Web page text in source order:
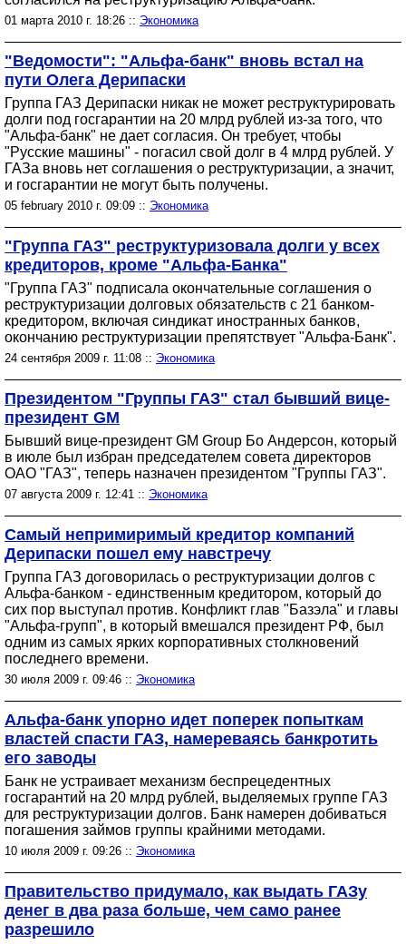
01 марта 2010 г. 18:26 :: Экономика
"Ведомости": "Альфа-банк" вновь встал на
пути Олега Дерипаски
Группа ГАЗ Дерипаски никак не может реструктурировать
долги под госгарантии на 20 млрд рублей из-за того, что
"Альфа-банк" не дает согласия. Он требует, чтобы
"Русские машины" - погасил свой долг в 4 млрд рублей. У
ГАЗа вновь нет соглашения о реструктуризации, а значит,
и госгарантии не могут быть получены.
05 february 2010 г. 09:09 :: Экономика
"Группа ГАЗ" реструктуризовала долги у всех
кредиторов, кроме "Альфа-Банка"
"Группа ГАЗ" подписала окончательные соглашения о
реструктуризации долговых обязательств с 21 банком-
кредитором, включая синдикат иностранных банков,
окончанию реструктуризации препятствует "Альфа-Банк".
24 сентября 2009 г. 11:08 :: Экономика
Президентом "Группы ГАЗ" стал бывший вице-
президент GM
Бывший вице-президент GM Group Бо Андерсон, который
в июле был избран председателем совета директоров
ОАО "ГАЗ", теперь назначен президентом "Группы ГАЗ".
07 августа 2009 г. 12:41 :: Экономика
Самый непримиримый кредитор компаний
Дерипаски пошел ему навстречу
Группа ГАЗ договорилась о реструктуризации долгов с
Альфа-банком - единственным кредитором, который до
сих пор выступал против. Конфликт глав "Базэла" и главы
"Альфа-групп", в который вмешался президент РФ, был
одним из самых ярких корпоративных столкновений
последнего времени.
30 июля 2009 г. 09:46 :: Экономика
Альфа-банк упорно идет поперек попыткам
властей спасти ГАЗ, намереваясь банкротить
его заводы
Банк не устраивает механизм беспрецедентных
госгарантий на 20 млрд рублей, выделяемых группе ГАЗ
для реструктуризации долгов. Банк намерен добиваться
погашения займов группы крайними методами.
10 июля 2009 г. 09:26 :: Экономика
Правительство придумало, как выдать ГАЗу
денег в два раза больше, чем само ранее
разрешило